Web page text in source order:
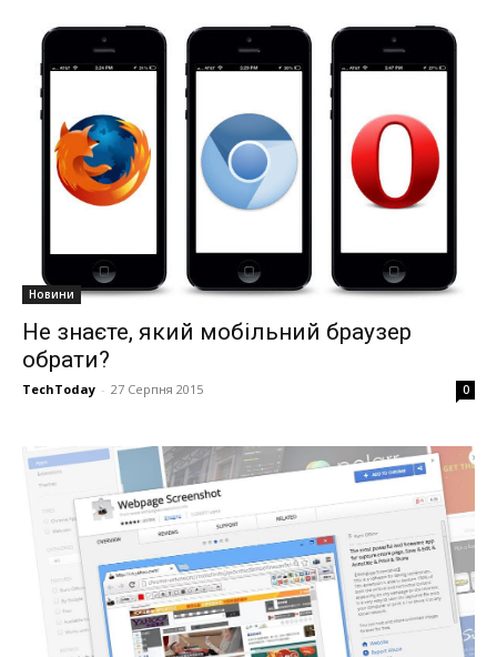
Новини
Не знаєте, який мобільний браузер
обрати?
TechToday - 27 Серпня 2015 0